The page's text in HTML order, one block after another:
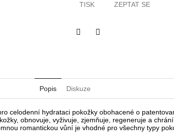
TISK ZEPTAT SE
Popis Diskuze
celodenní hydrataci pokožky obohacené o
obnovuje, vyživuje, zjemňuje, regeneruje a
romantickou vůní je vhodné pro všechny typy